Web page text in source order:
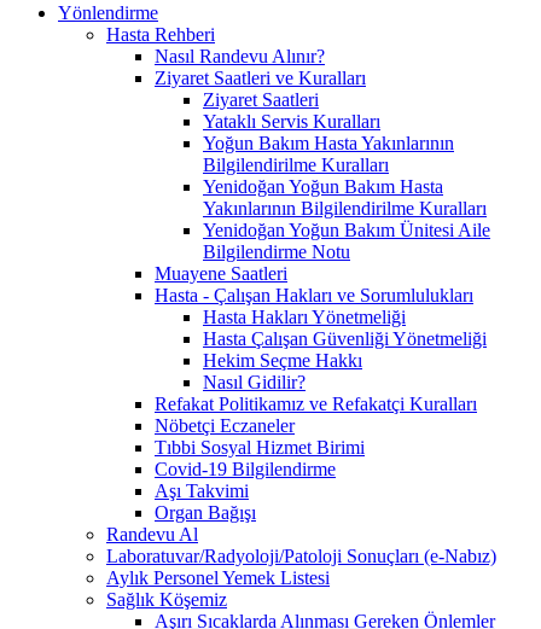
Yönlendirme
Hasta Rehberi
Nasıl Randevu Alınır?
Ziyaret Saatleri ve Kuralları
Ziyaret Saatleri
Yataklı Servis Kuralları
Yoğun Bakım Hasta Yakınlarının
Bilgilendirilme Kuralları
Yenidoğan Yoğun Bakım Hasta
Yakınlarının Bilgilendirilme Kuralları
Yenidoğan Yoğun Bakım Ünitesi Aile
Bilgilendirme Notu
Muayene Saatleri
Hasta - Çalışan Hakları ve Sorumlulukları
Hasta Hakları Yönetmeliği
Hasta Çalışan Güvenliği Yönetmeliği
Hekim Seçme Hakkı
Nasıl Gidilir?
Refakat Politikamız ve Refakatçi Kuralları
Nöbetçi Eczaneler
Tıbbi Sosyal Hizmet Birimi
Covid-19 Bilgilendirme
Aşı Takvimi
Organ Bağışı
Randevu Al
Laboratuvar/Radyoloji/Patoloji Sonuçları (e-Nabız)
Aylık Personel Yemek Listesi
Sağlık Köşemiz
Aşırı Sıcaklarda Alınması Gereken Önlemler